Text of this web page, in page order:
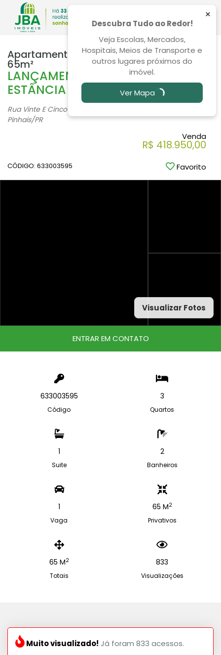
Apartamento 3 Quartos Estância Pinhais
65m²
LANÇAMENTO EXCLUSIVO -
ESTÂNCIA PINHAIS!
Rua Vinte E Cinco De Dezembro, 76, Estância Pinhais -
Pinhais/PR
Venda
R$ 418.950,00
CÓDIGO: 633003595 Favorito
Visualizar Fotos
ENTRAR EM CONTATO
633003595
Código
3
Quartos
1
Suite
2
Banheiros
1
Vaga
65 M2
Privativos
65 M2
Totais
833
Visualizações
Muito visualizado! Já foram 833 acessos.
×
Descubra Tudo ao Redor!
Veja Escolas, Mercados,
Hospitais, Meios de Transporte e
outros lugares próximos do
imóvel.
Ver Mapa